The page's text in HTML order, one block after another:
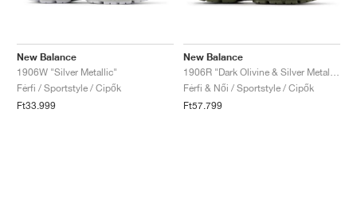
New Balance
1906W "Silver Metallic"
Férfi / Sportstyle / Cipők
Ft33.999
New Balance
1906R "Dark Olivine & Silver Metallic"
Férfi & Női / Sportstyle / Cipők
Ft57.799